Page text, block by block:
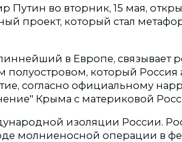
во вторник, 15 мая,
проект, который стал
в Европе, связывает
который Россия
согласно официальному
Крыма с материковой
изоляции России.
молниеносной операции в